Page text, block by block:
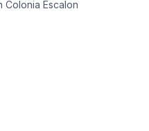
Colonia Escalon